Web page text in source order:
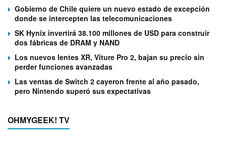
Gobierno de Chile quiere un nuevo estado de excepción
donde se intercepten las telecomunicaciones
SK Hynix invertirá 38.100 millones de USD para construir
dos fábricas de DRAM y NAND
Los nuevos lentes XR, Viture Pro 2, bajan su precio sin
perder funciones avanzadas
Las ventas de Switch 2 cayeron frente al año pasado,
pero Nintendo superó sus expectativas
OHMYGEEK! TV